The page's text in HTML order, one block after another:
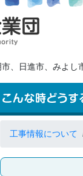
、日進市、みよし
工事情報について